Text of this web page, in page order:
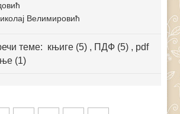
Велимировић
теме: књиге (5) , ПДФ (5) , pdf
скенирање (1)